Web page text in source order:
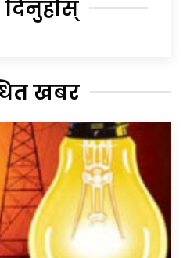
दिनुहोस्
खबर